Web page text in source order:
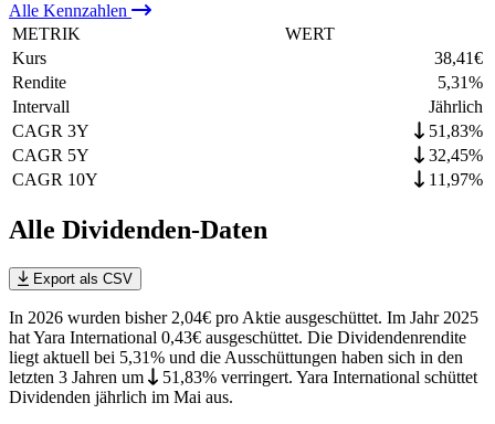
Alle Kennzahlen
METRIK
WERT
Kurs
38,41€
Rendite
5,31%
Intervall
Jährlich
CAGR 3Y
51,83%
CAGR 5Y
32,45%
CAGR 10Y
11,97%
Alle Dividenden-Daten
Export als CSV
In 2026 wurden bisher 2,04€ pro Aktie ausgeschüttet. Im Jahr 2025
hat Yara International 0,43€ ausgeschüttet. Die Dividendenrendite
liegt aktuell bei 5,31% und die Ausschüttungen haben sich in den
letzten 3 Jahren um 51,83% verringert. Yara International schüttet
Dividenden jährlich im Mai aus.